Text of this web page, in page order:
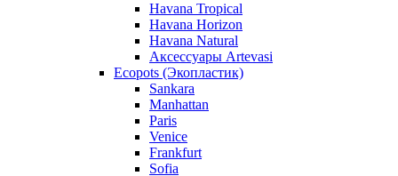
Havana Tropical
Havana Horizon
Havana Natural
Аксессуары Artevasi
Ecopots (Экопластик)
Sankara
Manhattan
Paris
Venice
Frankfurt
Sofia